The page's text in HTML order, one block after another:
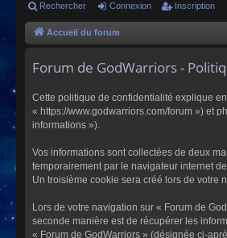
ac
co
s
Rechercher Connexion Inscription
Accueil du forum
Forum de GodWarriors -
Cette politique de confidentialité explique
« https://www.godwarriors.com/forum ») et
informations »).
Vos informations sont collectées de deux
temporairement par le navigateur internet
Un troisième cookie sera créé lors de votre
Lors de votre navigation sur « Forum de
seconde manière est de récupérer les
« Forum de GodWarriors » (désignée ci-